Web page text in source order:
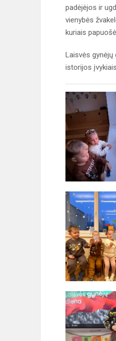
padėjėjos ir
vienybės
kuriais
Laisvės
istorijos